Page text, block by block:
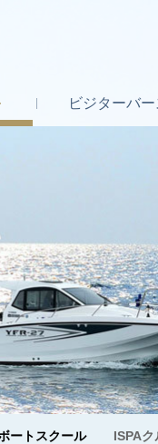
ビジターバー
ートスクール ISPA